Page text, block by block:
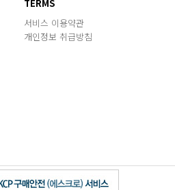
TERMS
서비스 이용약관
개인정보 취급방침